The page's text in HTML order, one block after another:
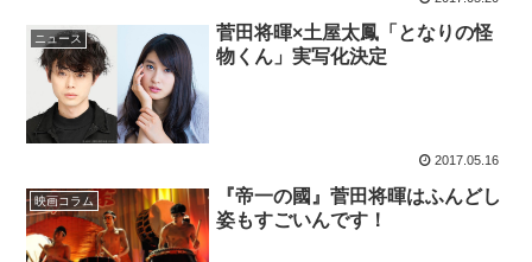
ニュース
菅田将暉×土屋太鳳「となりの怪
物くん」実写化決定
2017.05.16
映画コラム
『帝一の國』菅田将暉はふんどし
姿もすごいんです！